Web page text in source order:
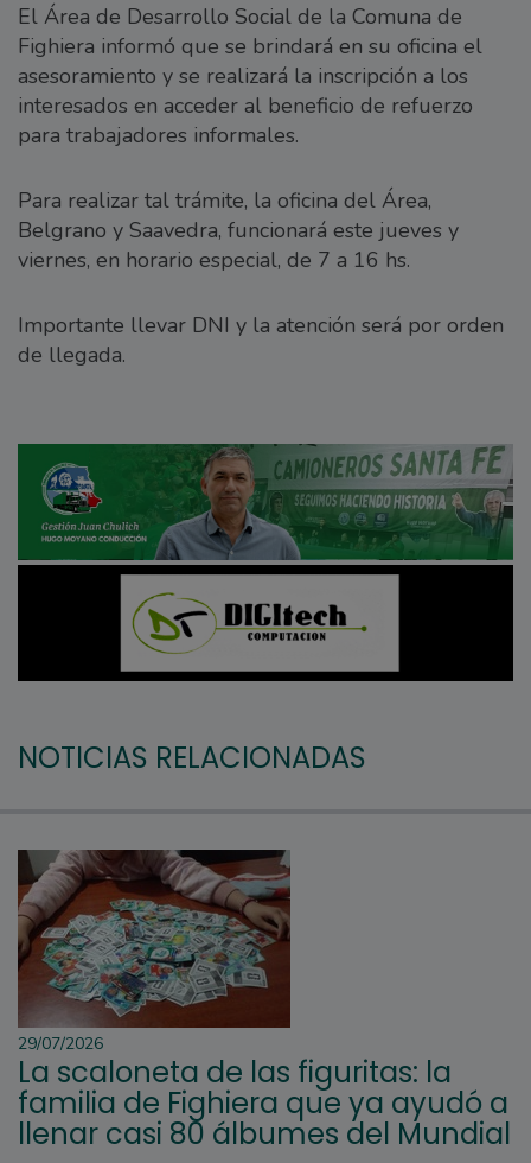
El Área de Desarrollo Social de la Comuna de
Fighiera informó que se brindará en su oficina el
asesoramiento y se realizará la inscripción a los
interesados en acceder al beneficio de refuerzo
para trabajadores informales.
Para realizar tal trámite, la oficina del Área,
Belgrano y Saavedra, funcionará este jueves y
viernes, en horario especial, de 7 a 16 hs.
Importante llevar DNI y la atención será por orden
de llegada.
NOTICIAS RELACIONADAS
29/07/2026
La scaloneta de las figuritas: la
familia de Fighiera que ya ayudó a
llenar casi 80 álbumes del Mundial